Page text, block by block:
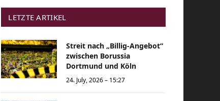
LETZTE ARTIKEL
Streit nach „Billig-Angebot“
zwischen Borussia
Dortmund und Köln
24. July, 2026 – 15:27